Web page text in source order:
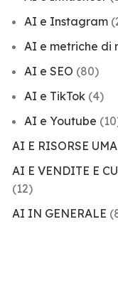
AI e Instagram
AI e metriche di
AI e SEO (80)
AI e TikTok(4)
AI e Youtube
AI E RISORSE
AI E VENDITE E
(12)
AI IN GENERALE